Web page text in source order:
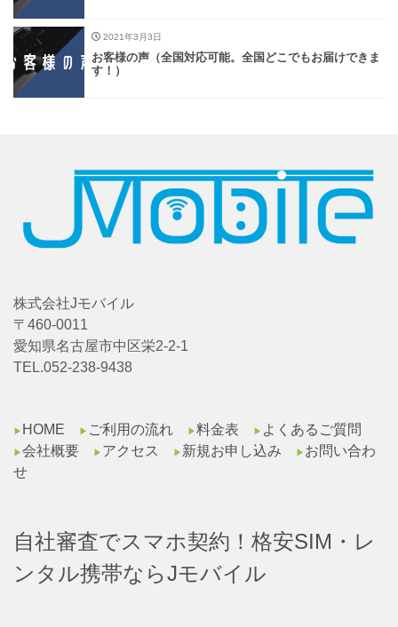
2021年3月3日
お客様の声（全国対応可能。全国どこでもお届けできま
す！）
株式会社Jモバイル
〒460-0011
愛知県名古屋市中区栄2-2-1
TEL.052-238-9438
▶︎ HOME ▶︎ ご利用の流れ ▶︎料金表 ▶︎ よくあるご質問
▶︎会社概要 ▶︎ アクセス ▶︎ 新規お申し込み ▶︎ お問い合わ
せ
自社審査でスマホ契約！格安SIM・レ
ンタル携帯ならJモバイル